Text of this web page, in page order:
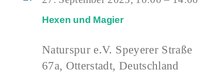
Hexen und Magier
Naturspur e.V. Speyerer Straße
67a, Otterstadt, Deutschland